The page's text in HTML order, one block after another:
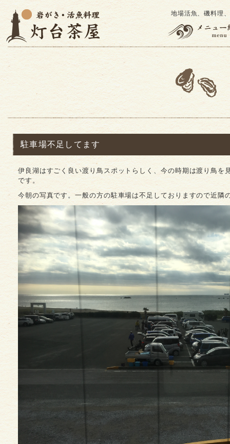
地場活魚、磯料理
駐車場不足してます
伊良湖はすごく良い渡り鳥スポットらしく、今の時期は渡り鳥を
です。
今朝の写真です。一般の方の駐車場は不足しておりますので近隣